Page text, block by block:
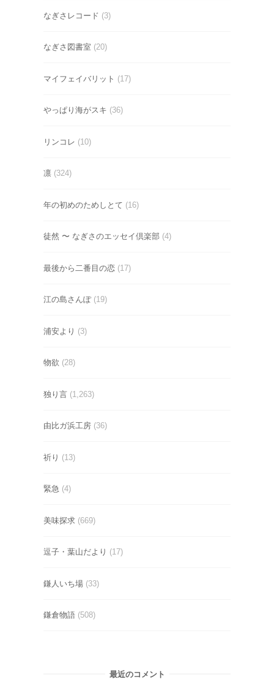
なぎさレコード (3)
なぎさ図書室 (20)
マイフェイバリット (17)
やっぱり海がスキ (36)
リンコレ (10)
凛 (324)
年の初めのためしとて (16)
徒然 〜 なぎさのエッセイ倶楽部 (4)
最後から二番目の恋 (17)
江の島さんぽ(19)
浦安より (3)
物欲 (28)
独り言 (1,263)
由比ガ浜工房 (36)
祈り (13)
緊急 (4)
美味探求 (669)
逗子・葉山だより (17)
鎌人いち場 (33)
鎌倉物語 (508)
最近のコメント